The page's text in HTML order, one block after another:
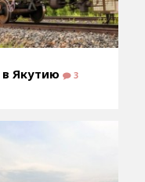
в Якутию
3